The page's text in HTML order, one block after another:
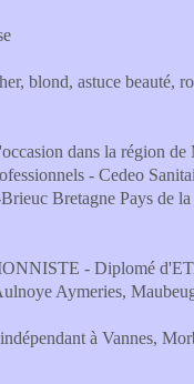
blond, astuce beauté,
dans la région de
- Cedeo
Bretagne Pays de
- Diplomé
Aymeries,
à Vannes,